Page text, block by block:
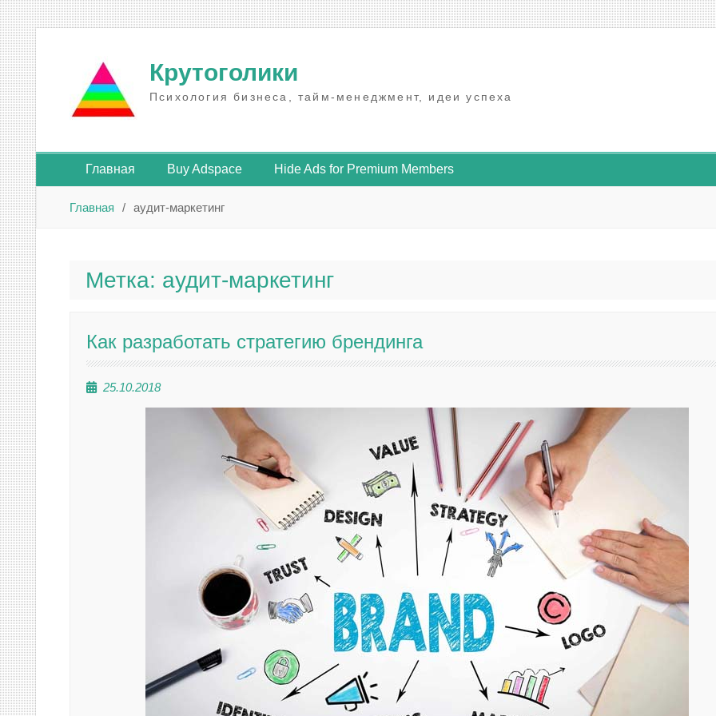
Промотать
к
содержимому
Крутоголики
Психология бизнеса, тайм-менеджмент, идеи успеха
Главная Buy Adspace Hide Ads for Premium Members
Главная аудит-маркетинг
Метка: аудит-маркетинг
Как разработать стратегию брендинга
25.10.2018